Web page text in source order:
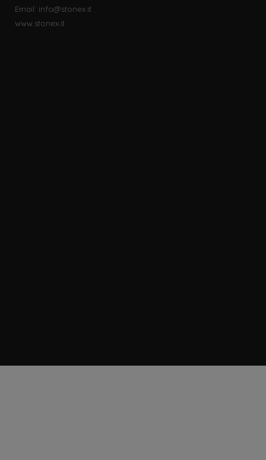
Email: info@stonex.it
www.stonex.it